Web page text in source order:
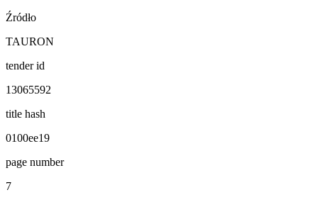
Źródło
TAURON
tender id
13065592
title hash
0100ee19
page number
7